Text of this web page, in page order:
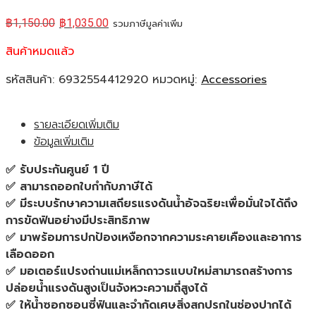
฿1,150.00 ฿1,035.00 รวมภาษีมูลค่าเพิ่ม
สินค้าหมดแล้ว
รหัสสินค้า: 6932554412920 หมวดหมู่: Accessories
รายละเอียดเพิ่มเติม
ข้อมูลเพิ่มเติม
✅ รับประกันศูนย์ 1 ปี
✅ สามารถออกใบกำกับภาษีได้
✅ มีระบบรักษาความเสถียรแรงดันน้ำอัจฉริยะเพื่อมั่นใจได้ถึง
การขัดฟันอย่างมีประสิทธิภาพ
✅ มาพร้อมการปกป้องเหงือกจากความระคายเคืองและอาการ
เลือดออก
✅ มอเตอร์แปรงถ่านแม่เหล็กถาวรแบบใหม่สามารถสร้างการ
ปล่อยน้ำแรงดันสูงเป็นจังหวะความถี่สูงได้
✅ ให้น้ำซอกซอนซี่ฟันและจำกัดเศษสิ่งสกปรกในช่องปากได้